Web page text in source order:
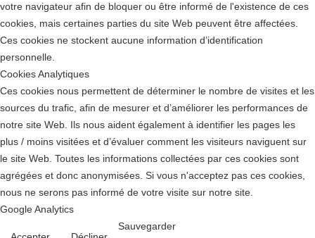
votre navigateur afin de bloquer ou être informé de l'existence de ces
cookies, mais certaines parties du site Web peuvent être affectées.
Ces cookies ne stockent aucune information d’identification
personnelle.
Cookies Analytiques
Ces cookies nous permettent de déterminer le nombre de visites et les
sources du trafic, afin de mesurer et d’améliorer les performances de
notre site Web. Ils nous aident également à identifier les pages les
plus / moins visitées et d’évaluer comment les visiteurs naviguent sur
le site Web. Toutes les informations collectées par ces cookies sont
agrégées et donc anonymisées. Si vous n'acceptez pas ces cookies,
nous ne serons pas informé de votre visite sur notre site.
Google Analytics
Sauvegarder